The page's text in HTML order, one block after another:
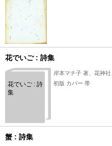
花でいご : 詩集
花でいご : 詩
集
岸本マチ子 著、花神
初版 カバー 帯
蟹 : 詩集